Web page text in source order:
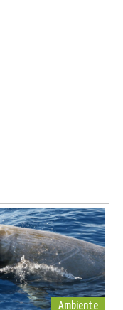
Ambiente